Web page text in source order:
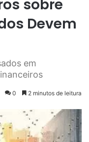
sobre
Devem
em
0 2 minutos de leitura